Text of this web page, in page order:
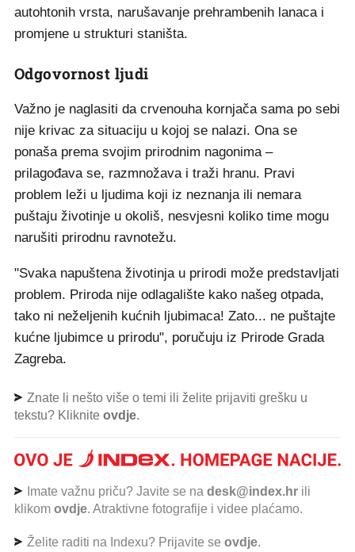
autohtonih vrsta, narušavanje prehrambenih lanaca i
promjene u strukturi staništa.
Odgovornost ljudi
Važno je naglasiti da crvenouha kornjača sama po sebi
nije krivac za situaciju u kojoj se nalazi. Ona se
ponaša prema svojim prirodnim nagonima –
prilagođava se, razmnožava i traži hranu. Pravi
problem leži u ljudima koji iz neznanja ili nemara
puštaju životinje u okoliš, nesvjesni koliko time mogu
narušiti prirodnu ravnotežu.
"Svaka napuštena životinja u prirodi može predstavljati
problem. Priroda nije odlagalište kako našeg otpada,
tako ni neželjenih kućnih ljubimaca! Zato... ne puštajte
kućne ljubimce u prirodu", poručuju iz Prirode Grada
Zagreba.
Znate li nešto više o temi ili želite prijaviti grešku u
tekstu? Kliknite ovdje.
Imate važnu priču? Javite se na desk@index.hr ili
klikom ovdje. Atraktivne fotografije i videe plaćamo.
Želite raditi na Indexu? Prijavite se ovdje.